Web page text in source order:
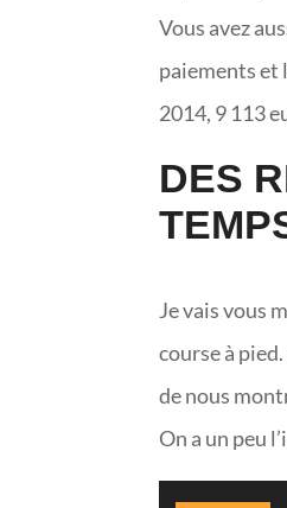
Vous avez
paiements et
2014, 9 113
DES
Je vais vous
course à
de nous
On a un peu